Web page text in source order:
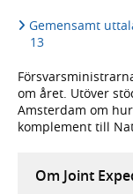
Gemensamt
13
om året. Utöver
Amsterdam om
komplement till
Om Joint